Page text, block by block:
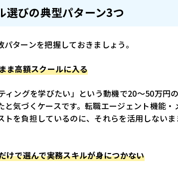
選びの典型パターン3つ
ターンを把握しておきましょう。
ま高額スクールに入る
ィングを学びたい」という動機で20〜50万円
気づくケースです。転職エージェント機能・
トを負担しているのに、それらを活用しない
けで選んで実務スキルが身につかない